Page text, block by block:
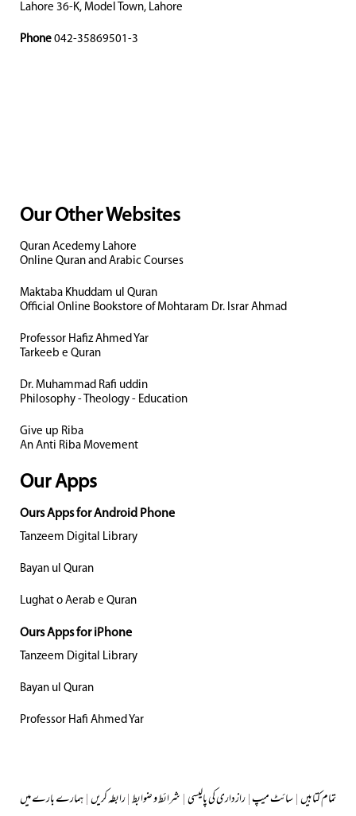
Lahore 36-K, Model Town, Lahore
Phone 042-35869501-3
Our Other Websites
Quran Acedemy Lahore
Online Quran and Arabic Courses
Maktaba Khuddam ul Quran
Official Online Bookstore of Mohtaram Dr. Israr Ahmad
Professor Hafiz Ahmed Yar
Tarkeeb e Quran
Dr. Muhammad Rafi uddin
Philosophy - Theology - Education
Give up Riba
An Anti Riba Movement
Our Apps
Ours Apps for Android Phone
Tanzeem Digital Library
Bayan ul Quran
Lughat o Aerab e Quran
Ours Apps for iPhone
Tanzeem Digital Library
Bayan ul Quran
Professor Hafi Ahmed Yar
ہمارے بارے میں|رابطہ کریں|شرائط و ضوابط|رازداری کی پالیسی|سائٹ میپ|تمام کتابیں